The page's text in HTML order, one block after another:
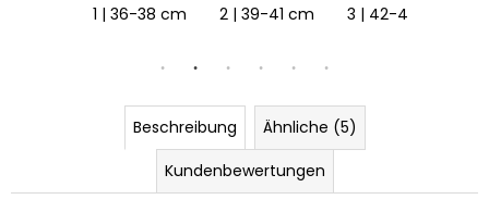
1 | 36-38 cm 2 | 39-41 cm 3 | 42-44 cm
Beschreibung
Ähnliche (5)
Kundenbewertungen